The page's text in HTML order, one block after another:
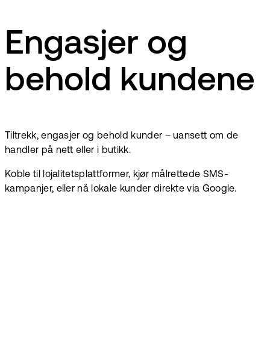
Engasjer og
behold kundene
Tiltrekk, engasjer og behold kunder – uansett om de
handler på nett eller i butikk.
Koble til lojalitetsplattformer, kjør målrettede SMS-
kampanjer, eller nå lokale kunder direkte via Google.